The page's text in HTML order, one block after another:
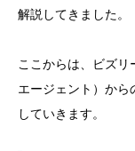
解説してきました。
ここからは、ビズ
エージェント）か
していきます。